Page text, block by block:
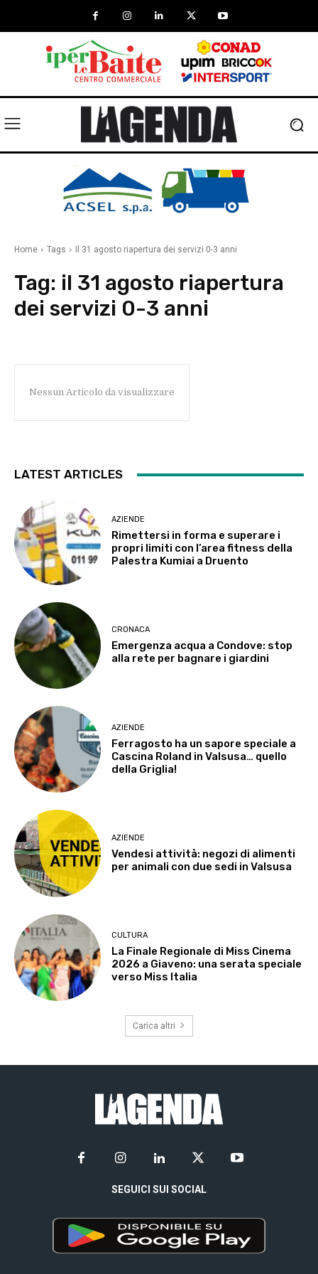
Home Tags Il 31 agosto riapertura dei servizi 0-3 anni
Tag: il 31 agosto riapertura
dei servizi 0-3 anni
Nessun Articolo da visualizzare
LATEST ARTICLES
AZIENDE
Rimettersi in forma e superare i
propri limiti con l’area fitness della
Palestra Kumiai a Druento
CRONACA
Emergenza acqua a Condove: stop
alla rete per bagnare i giardini
AZIENDE
Ferragosto ha un sapore speciale a
Cascina Roland in Valsusa… quello
della Griglia!
AZIENDE
Vendesi attività: negozi di alimenti
per animali con due sedi in Valsusa
CULTURA
La Finale Regionale di Miss Cinema
2026 a Giaveno: una serata speciale
verso Miss Italia
Carica altri
SEGUICI SUI SOCIAL